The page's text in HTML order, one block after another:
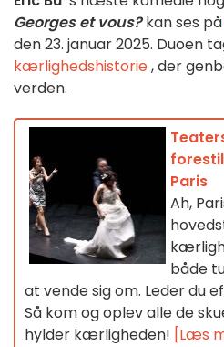
Georges et vous?kan ses på
den 23. januar 2025. Duoen
kærlighedshistorie, der
verden.
Paris
Ah,
både
at vende sig om. Leder du
Så kom og oplev alle de
hylder kærligheden! [Læs